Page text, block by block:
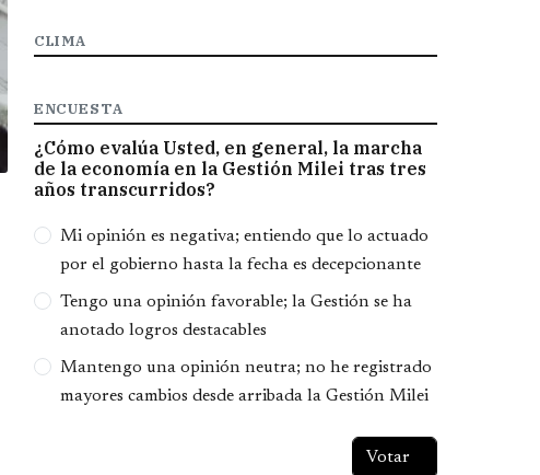
CLIMA
ENCUESTA
¿Cómo evalúa Usted, en general, la marcha
de la economía en la Gestión Milei tras tres
años transcurridos?
Opciones
Mi opinión es negativa; entiendo que lo actuado
por el gobierno hasta la fecha es decepcionante
Tengo una opinión favorable; la Gestión se ha
anotado logros destacables
Mantengo una opinión neutra; no he registrado
mayores cambios desde arribada la Gestión Milei